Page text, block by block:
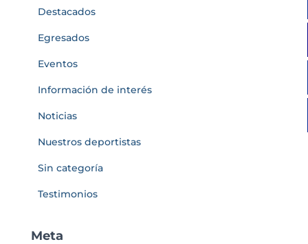
Destacados
Egresados
Eventos
Información de interés
Noticias
Nuestros deportistas
Sin categoría
Testimonios
Meta